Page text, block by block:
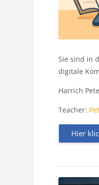
Sie sind in
digitale
Harrich
Teacher:
Hier